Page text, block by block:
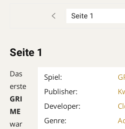
Seite 1
Spiel:
Publisher:
Developer:
Genre:
Das
erste
GRI
ME
war